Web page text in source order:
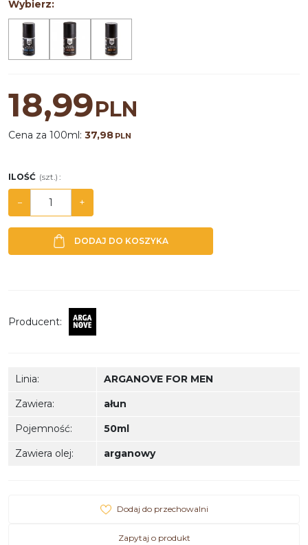
Wybierz:
18,99PLN
Cena za 100ml: 37,98 PLN
ILOŚĆ (szt.) :
− +
DODAJ DO KOSZYKA
Producent:
Linia:
ARGANOVE FOR MEN
Zawiera:
ałun
Pojemność:
50ml
Zawiera olej: arganowy
Dodaj do przechowalni
Zapytaj o produkt